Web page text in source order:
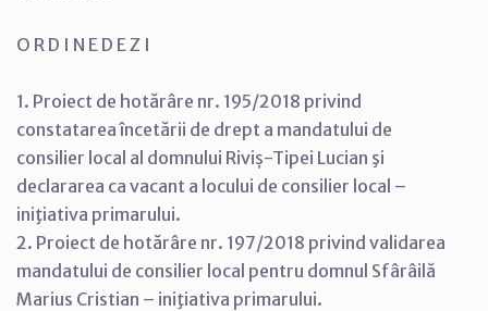
O R D I N E D E Z I
1. Proiect de hotărâre nr. 195/2018 privind
constatarea încetării de drept a mandatului de
consilier local al domnului Riviș-Tipei Lucian şi
declararea ca vacant a locului de consilier local –
iniţiativa primarului.
2. Proiect de hotărâre nr. 197/2018 privind validarea
mandatului de consilier local pentru domnul Sfârâilă
Marius Cristian – iniţiativa primarului.